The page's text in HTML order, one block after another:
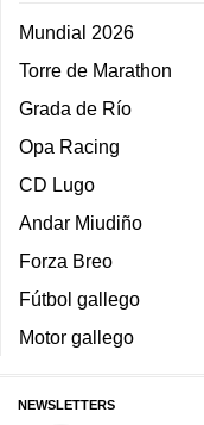
Mundial 2026
Torre de Marathon
Grada de Río
Opa Racing
CD Lugo
Andar Miudiño
Forza Breo
Fútbol gallego
Motor gallego
NEWSLETTERS